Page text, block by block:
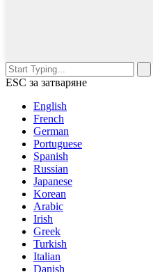
ESC за затваряне
English
French
German
Portuguese
Spanish
Russian
Japanese
Korean
Arabic
Irish
Greek
Turkish
Italian
Danish